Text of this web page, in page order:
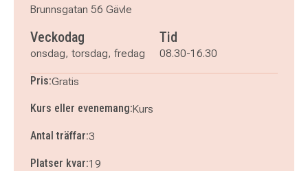
Brunnsgatan 56 Gävle
Veckodag
onsdag, torsdag, fredag
Tid
08.30-16.30
Pris:Gratis
Kurs eller evenemang:Kurs
Antal träffar:3
Platser kvar:19